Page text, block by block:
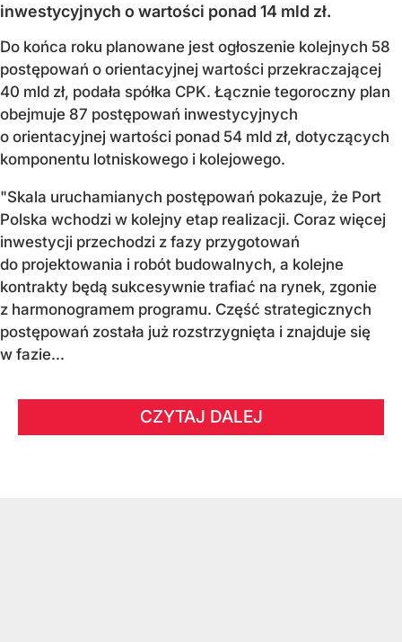
inwestycyjnych o wartości ponad 14 mld zł.
Do końca roku planowane jest ogłoszenie kolejnych 58
postępowań o orientacyjnej wartości przekraczającej
40 mld zł, podała spółka CPK. Łącznie tegoroczny plan
obejmuje 87 postępowań inwestycyjnych
o orientacyjnej wartości ponad 54 mld zł, dotyczących
komponentu lotniskowego i kolejowego.
"Skala uruchamianych postępowań pokazuje, że Port
Polska wchodzi w kolejny etap realizacji. Coraz więcej
inwestycji przechodzi z fazy przygotowań
do projektowania i robót budowalnych, a kolejne
kontrakty będą sukcesywnie trafiać na rynek, zgonie
z harmonogramem programu. Część strategicznych
postępowań została już rozstrzygnięta i znajduje się
w fazie...
CZYTAJ DALEJ